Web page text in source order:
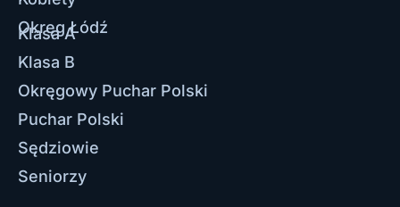
Okręg Łódź
Klasa A
Klasa B
Okręgowy Puchar Polski
Puchar Polski
Sędziowie
Seniorzy